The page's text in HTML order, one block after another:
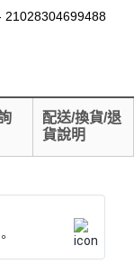
21028304699488
配送/換貨/退
貨說明